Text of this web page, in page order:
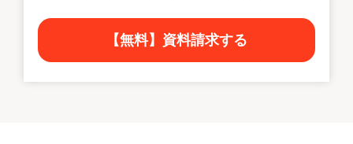
【無料】資料請求する